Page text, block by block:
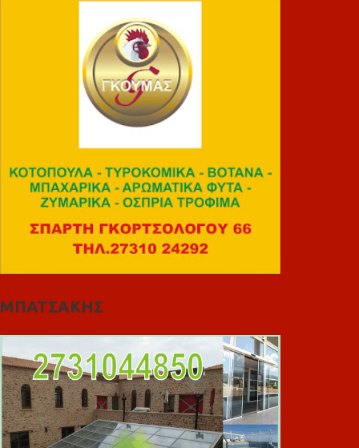
ΜΠΑΤΣΑΚΗΣ